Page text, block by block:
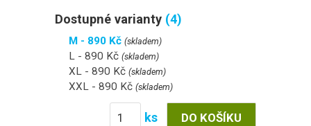
Dostupné varianty (4)
M - 890 Kč (skladem)
L - 890 Kč (skladem)
XL - 890 Kč (skladem)
XXL - 890 Kč (skladem)
ks